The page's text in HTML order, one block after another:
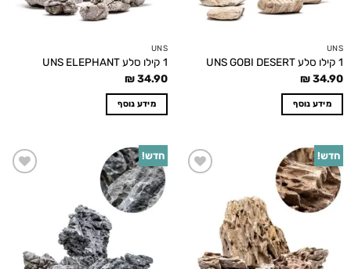
UNS
1 קילו סלע UNS GOBI DESERT
₪34.90
מידע נוסף
UNS
1 קילו סלע UNS ELEPHANT
₪34.90
מידע נוסף
חדש! חדש!